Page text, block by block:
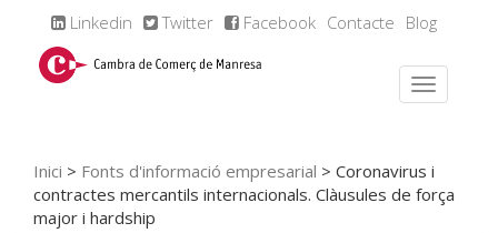
Linkedin Twitter Facebook Contacte Blog
Inici > Fonts d'informació empresarial > Coronavirus i
contractes mercantils internacionals. Clàusules de força
major i hardship